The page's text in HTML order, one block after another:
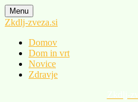
Skip
to
content
Menu
Zkdlj-zveza.si
Domov
Dom in vrt
Novice
Zdravje